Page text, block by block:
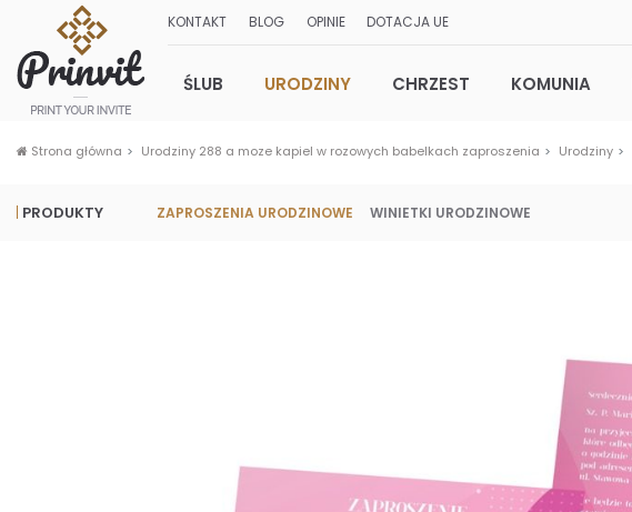
KONTAKT BLOG OPINIE DOTACJA UE
ŚLUB URODZINY CHRZEST KOMUNIA
Strona główna Urodziny 288 a moze kapiel w rozowych babelkach zaproszenia Urodziny
PRODUKTY ZAPROSZENIA URODZINOWE WINIETKI URODZINOWE